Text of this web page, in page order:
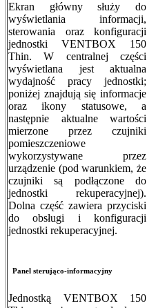
Ekran główny służy do
wyświetlania informacji,
sterowania oraz konfiguracji
jednostki VENTBOX 150
Thin. W centralnej części
wyświetlana jest aktualna
wydajność pracy jednostki;
poniżej znajdują się informacje
oraz ikony statusowe, a
następnie aktualne wartości
mierzone przez czujniki
pomieszczeniowe
wykorzystywane przez
urządzenie (pod warunkiem, że
czujniki są podłączone do
jednostki rekuperacyjnej).
Dolna część zawiera przyciski
do obsługi i konfiguracji
jednostki rekuperacyjnej.
Panel sterująco-informacyjny
Jednostką VENTBOX 150